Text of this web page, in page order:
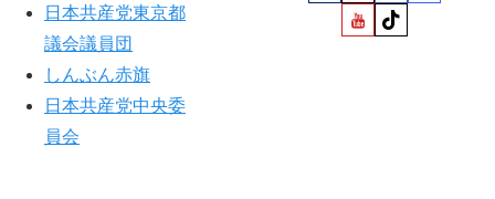
日本共産党東京都
議会議員団
しんぶん赤旗
日本共産党中央委
員会